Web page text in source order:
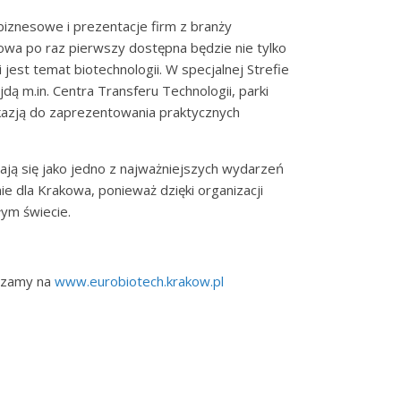
i prezentacje firm z branży
po raz pierwszy dostępna będzie nie tylko
temat biotechnologii. W specjalnej Strefie
m.in. Centra Transferu Technologii, parki
do zaprezentowania praktycznych
się jako jedno z najważniejszych wydarzeń
dla Krakowa, ponieważ dzięki organizacji
świecie.
na www.eurobiotech.krakow.pl